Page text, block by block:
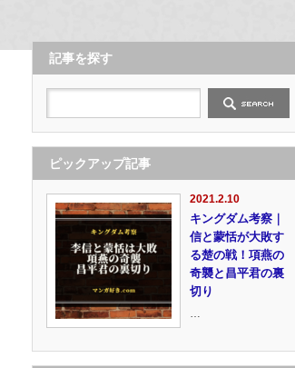
記事を探す
ピックアップ記事
2021.2.10
キングダム考察｜
信と蒙恬が大敗す
る楚の戦！項燕の
奇襲と昌平君の裏
切り
…